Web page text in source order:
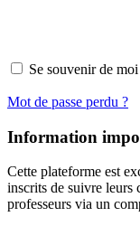
Se souvenir de moi
Mot de passe perdu ?
Information
Cette plateforme est
inscrits de suivre leurs
professeurs via un